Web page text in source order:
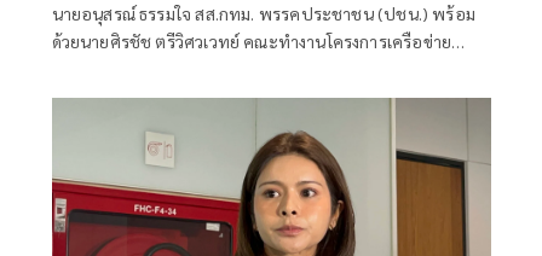
นายอนุสรณ์ ธรรมใจ สส.กทม. พรรคประชาชน (ปชน.) พร้อม
ด้วยนายศิรชัช ตรีวิศวเวทย์ คณะทำงานโครงการเครือข่าย
พัฒนาอย่างยั่งยืน แถลงคัดค้านการเยือนไทยอย่างเป็นทางการ